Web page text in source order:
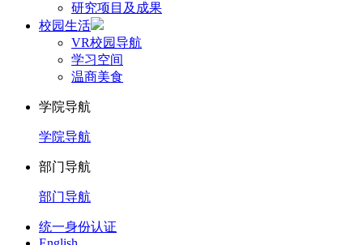
研究项目及成果
校园生活
VR校园导航
学习空间
温商美食
学院导航
学院导航
部门导航
部门导航
统一身份认证